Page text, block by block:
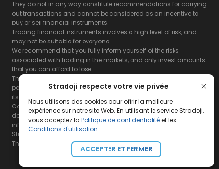
Stradoji respecte votre vie privée
Nous utilisons des cookies pour offrir la meilleure
expérience sur notre site Web. En utilisant le service Stradoji,
vous acceptez la Politique de confidentialitéet les
Conditions d'utilisation.
ACCEPTER ET FERMER
They do not in any way constitute recommendations for carrying
out transactions and cannot be considered as an incentive to
buy or sell financial instruments.
Trading financial instruments involves a high level of risk, and
may not be suitable for everyone.
We recommend that you fully inform yourself of the risks
associated with trading in the markets, and only invest amounts
that you can afford to lose.
The Stradoji site does not guarantee the results or the
performance of products based on the information contained on
its site and its servers.
Consequently, the Stradoji site and its publishing company
decline all responsibility in the use that may be made of this
information and the consequences that may result therefrom.
Stradoji Services are not authorized for US citizens or US residents.
The full legal notices areavailable here.